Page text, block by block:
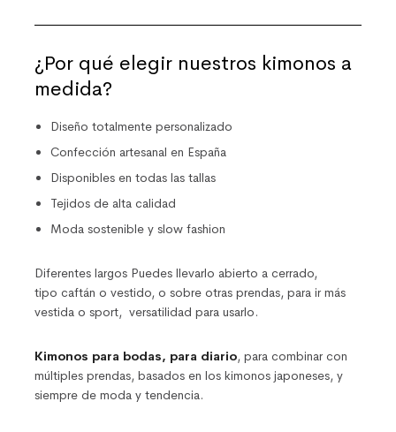
¿Por qué elegir nuestros kimonos a
medida?
Diseño totalmente personalizado
Confección artesanal en España
Disponibles en todas las tallas
Tejidos de alta calidad
Moda sostenible y slow fashion
Diferentes largos Puedes llevarlo abierto a cerrado,
tipo caftán o vestido, o sobre otras prendas, para ir más
vestida o sport, versatilidad para usarlo.
Kimonos para bodas, para diario, para combinar con
múltiples prendas, basados en los kimonos japoneses, y
siempre de moda y tendencia.